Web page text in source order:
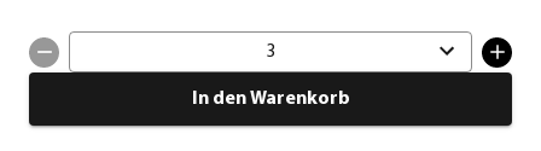
3
In den Warenkorb